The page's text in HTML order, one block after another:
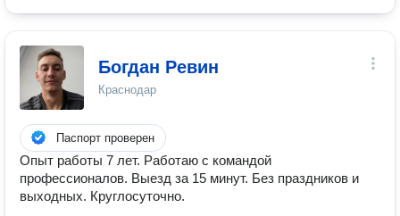
Богдан Ревин
Краснодар
Паспорт проверен
Опыт работы 7 лет. Работаю с командой
профессионалов. Выезд за 15 минут. Без праздников и
выходных. Круглосуточно.